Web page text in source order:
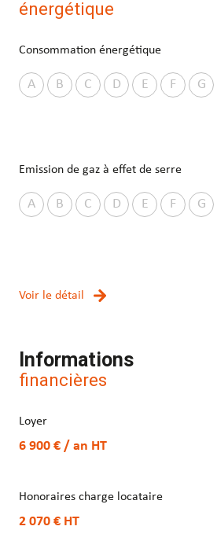
énergétique
Consommation énergétique
A B C D E F G
Emission de gaz à effet de serre
A B C D E F G
Voir le détail
Informations
financières
Loyer
6 900 € / an HT
Honoraires charge locataire
2 070 € HT